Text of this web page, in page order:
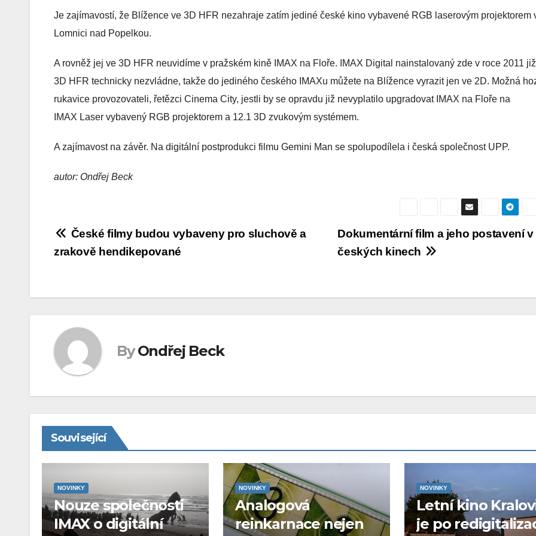
Je zajímavostí, že Blížence ve 3D HFR nezahraje zatím jediné české kino vybavené RGB laserovým projektorem
Lomnici nad Popelkou.
A rovněž jej ve 3D HFR neuvidíme v pražském kině IMAX na Floře. IMAX Digital nainstalovaný zde v roce 2011 již
3D HFR technicky nezvládne, takže do jediného českého IMAXu můžete na Blížence vyrazit jen ve 2D. Možná
rukavice provozovateli, řetězci Cinema City, jestli by se opravdu již nevyplatilo upgradovat IMAX na Floře na
IMAX Laser vybavený RGB projektorem a 12.1 3D zvukovým systémem.
A zajímavost na závěr. Na digitální postprodukci filmu Gemini Man se spolupodílela i česká společnost UPP.
autor: Ondřej Beck
Navigace
pro
Dokumentární film a jeho postavení v
českých kinech
České filmy budou vybaveny pro sluchově a
zrakově hendikepované
By Ondřej Beck
Související
NOVINKY
Nouze společnosti
IMAX o digitální
NOVINKY
Analogová
reinkarnace nejen
NOVINKY
Letní kino
je po